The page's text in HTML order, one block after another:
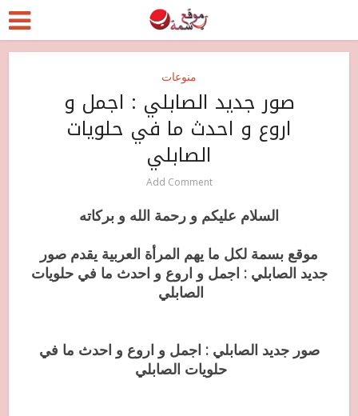
منوعات
صور جديد الصابلي : اجمل و
اروع و احدث ما في حلويات
الصابلي
Add Comment
السلام عليكم و رحمة الله و بركاته
موقع بسمة لكل ما يهم المرأة العربية يقدم صور
جديد الصابلي : اجمل و اروع و احدث ما في حلويات
الصابلي
صور جديد الصابلي : اجمل و اروع و احدث ما في
حلويات الصابلي